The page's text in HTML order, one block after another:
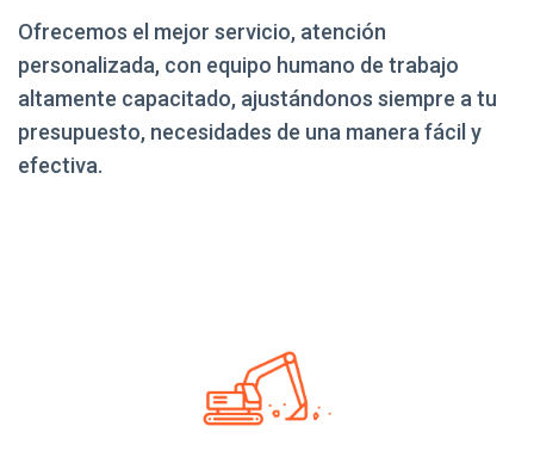
Ofrecemos el mejor servicio, atención
personalizada, con equipo humano de trabajo
altamente capacitado, ajustándonos siempre a tu
presupuesto, necesidades de una manera fácil y
efectiva.